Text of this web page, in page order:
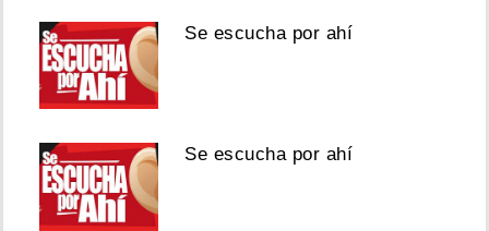
Se escucha por ahí
Se escucha por ahí